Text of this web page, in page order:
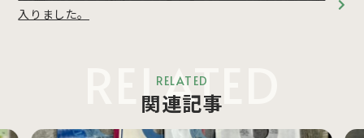
入りました。
RELATED
RELATED
関連記事